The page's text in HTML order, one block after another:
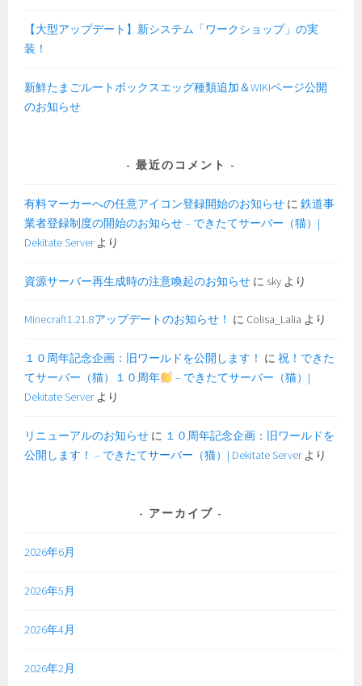
【大型アップデート】新システム「ワークショップ」の実
装！
新鮮たまごルートボックスエッグ種類追加＆WIKIページ公開
のお知らせ
最近のコメント
有料マーカーへの任意アイコン登録開始のお知らせ に鉄道事
業者登録制度の開始のお知らせ – できたてサーバー（猫）|
Dekitate Serverより
資源サーバー再生成時の注意喚起のお知らせ に sky より
Minecraft1.21.8アップデートのお知らせ！ に Colisa_Lalia より
１０周年記念企画：旧ワールドを公開します！ に祝！できた
てサーバー（猫）１０周年
– できたてサーバー（猫）|
Dekitate Serverより
リニューアルのお知らせ に １０周年記念企画：旧ワールドを
公開します！ – できたてサーバー（猫）| Dekitate Serverより
アーカイブ
2026年6月
2026年5月
2026年4月
2026年2月